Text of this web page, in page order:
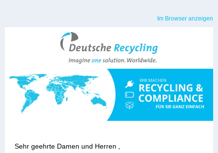
Im Browser anzeigen
Sehr geehrte Damen und Herren ,